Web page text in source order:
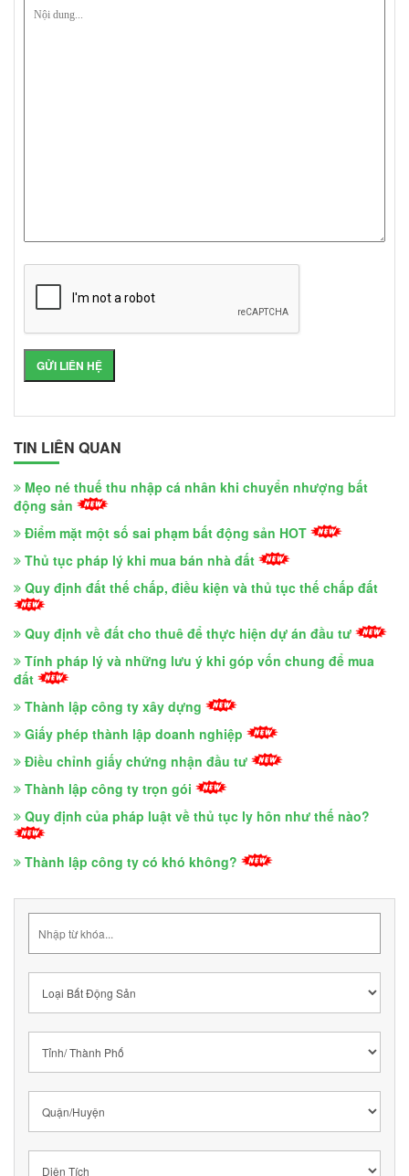
TIN LIÊN QUAN
Mẹo né thuế thu nhập cá nhân khi chuyển nhượng bất
động sản
Điểm mặt một số sai phạm bất động sản HOT
Thủ tục pháp lý khi mua bán nhà đất
Quy định đất thế chấp, điều kiện và thủ tục thế chấp đất
Quy định về đất cho thuê để thực hiện dự án đầu tư
Tính pháp lý và những lưu ý khi góp vốn chung để mua
đất
Thành lập công ty xây dựng
Giấy phép thành lập doanh nghiệp
Điều chỉnh giấy chứng nhận đầu tư
Thành lập công ty trọn gói
Quy định của pháp luật về thủ tục ly hôn như thế nào?
Thành lập công ty có khó không?